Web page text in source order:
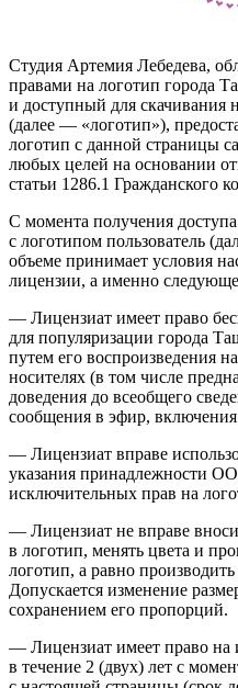
Студия Артемия Лебедева,
правами на логотип города
и доступный для скачивания
(далее — «логотип»),
логотип с данной страницы
любых целей на основании
статьи 1286.1 Гражданского
С момента получения
с логотипом пользователь
объеме принимает условия
лицензии, а именно
— Лицензиат имеет право
для популяризации города
путем его воспроизведения
носителях (в том числе
доведения до всеобщего
сообщения в эфир,
— Лицензиат вправе
указания принадлежности
исключительных прав на
— Лицензиат не вправе
в логотип, менять цвета и
логотип, а равно
Допускается изменение
сохранением его пропорций.
— Лицензиат имеет право на
в течение 2 (двух) лет с